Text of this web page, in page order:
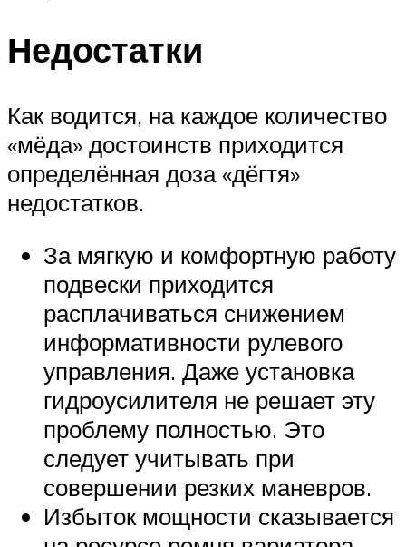
Недостатки
Как водится, на каждое количество
«мёда» достоинств приходится
определённая доза «дёгтя»
недостатков.
За мягкую и комфортную работу
подвески приходится
расплачиваться снижением
информативности рулевого
управления. Даже установка
гидроусилителя не решает эту
проблему полностью. Это
следует учитывать при
совершении резких маневров.
Избыток мощности сказывается